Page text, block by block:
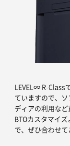
LEVEL∞ R-Class
ていますので、
ディアの利用など
BTOカスタマイ
で、ぜひ合わせて